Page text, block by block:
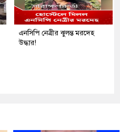
এনসিপি নেত্রীর ঝুলন্ত মরদেহ
উদ্ধার!